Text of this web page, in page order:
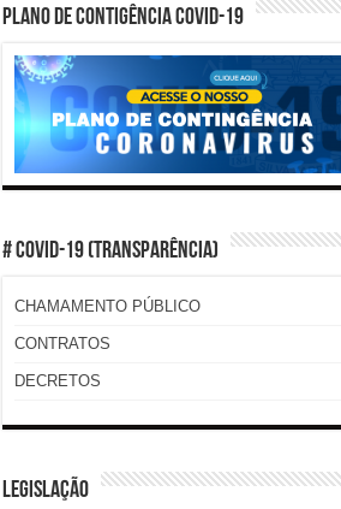
PLANO DE CONTIGÊNCIA COVID-19
# COVID-19 (TRANSPARÊNCIA)
CHAMAMENTO PÚBLICO
CONTRATOS
DECRETOS
LEGISLAÇÃO